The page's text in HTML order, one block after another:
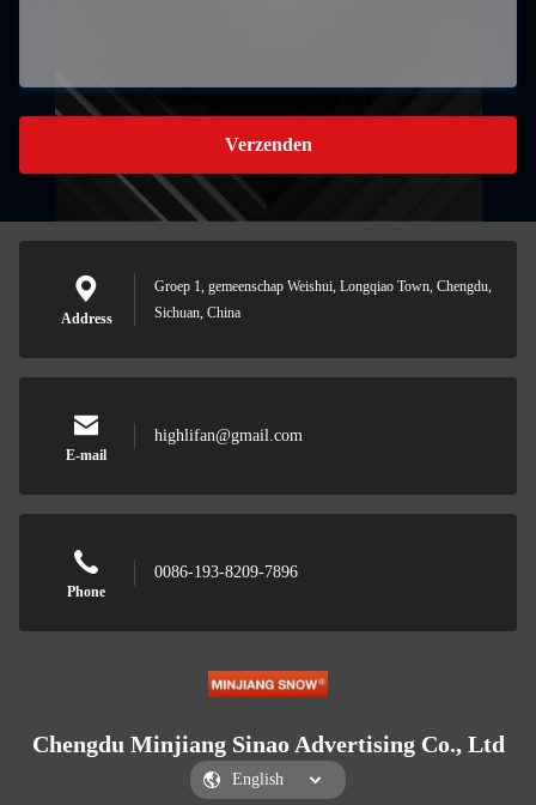
Verzenden
Address
Groep 1, gemeenschap Weishui, Longqiao Town, Chengdu,
Sichuan, China
E-mail
highlifan@gmail.com
Phone
0086-193-8209-7896
Chengdu Minjiang Sinao Advertising Co., Ltd